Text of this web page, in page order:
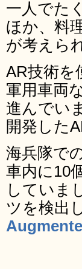
一人でた
ほか、料
が考えら
AR技術を
軍用車両
進んでい
開発した
海兵隊で
車内に10
していま
ツを検出